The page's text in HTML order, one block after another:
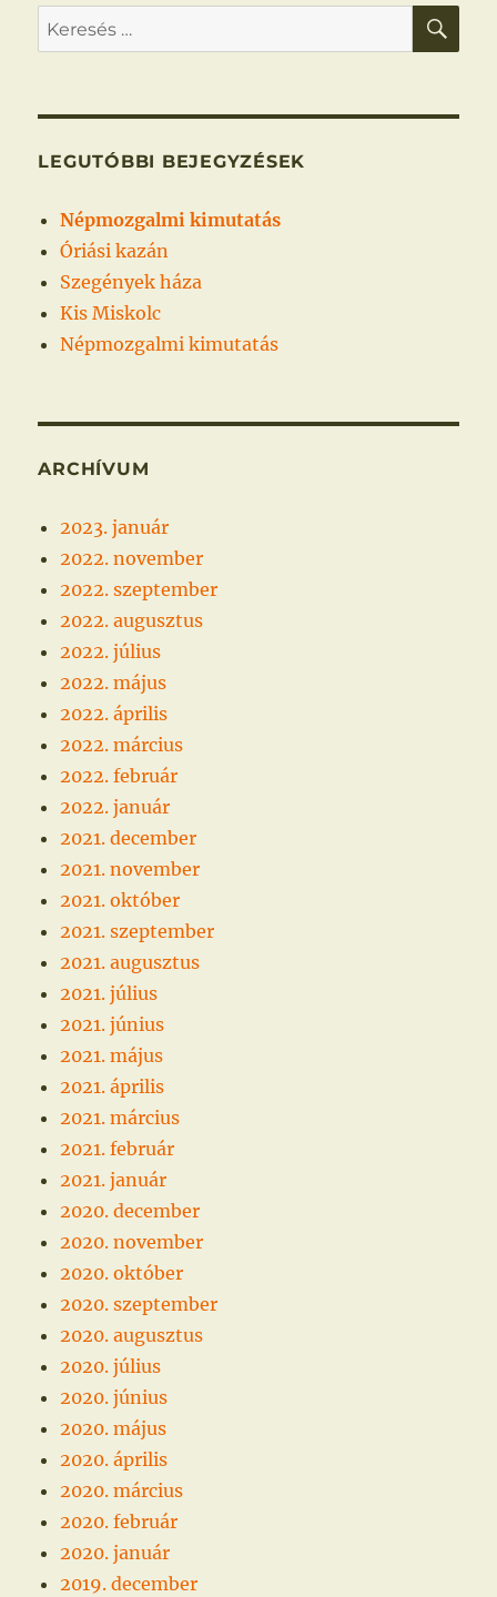
Keresés
a
kifejezésre:
LEGUTÓBBI BEJEGYZÉSEK
Népmozgalmi kimutatás
Óriási kazán
Szegények háza
Kis Miskolc
Népmozgalmi kimutatás
ARCHÍVUM
2023. január
2022. november
2022. szeptember
2022. augusztus
2022. július
2022. május
2022. április
2022. március
2022. február
2022. január
2021. december
2021. november
2021. október
2021. szeptember
2021. augusztus
2021. július
2021. június
2021. május
2021. április
2021. március
2021. február
2021. január
2020. december
2020. november
2020. október
2020. szeptember
2020. augusztus
2020. július
2020. június
2020. május
2020. április
2020. március
2020. február
2020. január
2019. december